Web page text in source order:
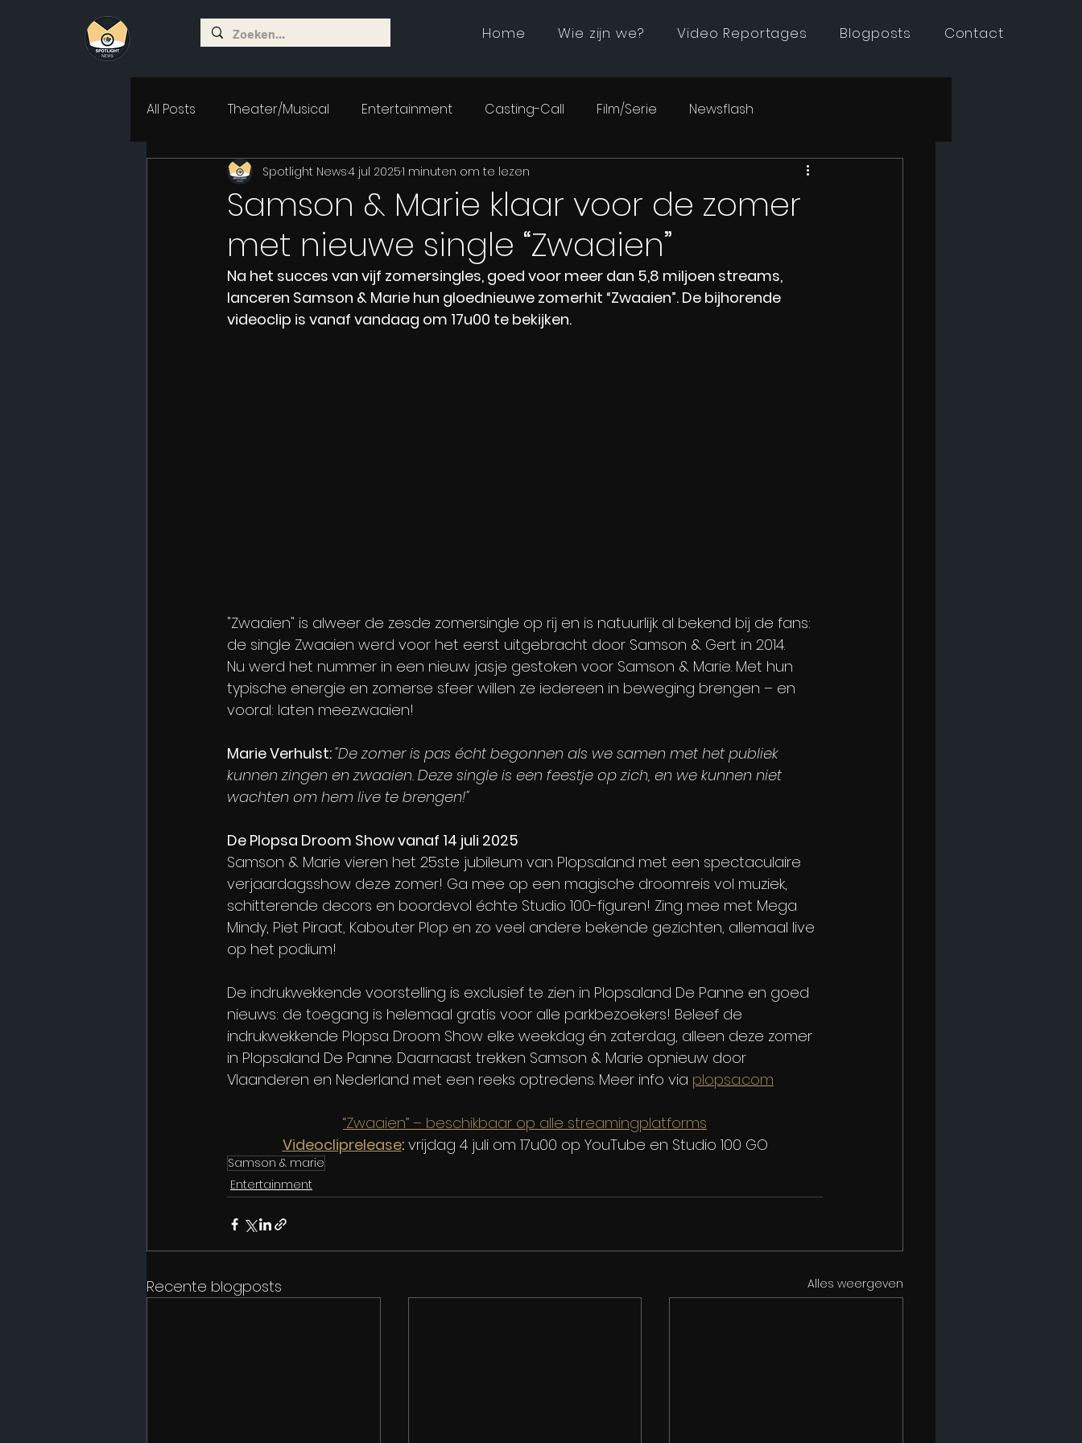
Home Wie zijn we? Video Reportages Blogposts Contact
All Posts Theater/Musical Entertainment Casting-Call Film/Serie Newsflash
Samson & Marie klaar voor de zomer
met nieuwe single “Zwaaien”
Spotlight News4 jul 20251 minuten om te lezen
Na het succes van vijf zomersingles, goed voor meer dan 5,8 miljoen streams,
lanceren Samson & Marie hun gloednieuwe zomerhit “Zwaaien”. De bijhorende
videoclip is vanaf vandaag om 17u00 te bekijken.
"Zwaaien" is alweer de zesde zomersingle op rij en is natuurlijk al bekend bij de fans:
de single Zwaaien werd voor het eerst uitgebracht door Samson & Gert in 2014.
Nu werd het nummer in een nieuw jasje gestoken voor Samson & Marie. Met hun
typische energie en zomerse sfeer willen ze iedereen in beweging brengen – en
vooral: laten meezwaaien!
Marie Verhulst: "De zomer is pas écht begonnen als we samen met het publiek
kunnen zingen en zwaaien. Deze single is een feestje op zich, en we kunnen niet
wachten om hem live te brengen!"
De Plopsa Droom Show vanaf 14 juli 2025
Samson & Marie vieren het 25ste jubileum van Plopsaland met een spectaculaire
verjaardagsshow deze zomer! Ga mee op een magische droomreis vol muziek,
schitterende decors en boordevol échte Studio 100-figuren! Zing mee met Mega
Mindy, Piet Piraat, Kabouter Plop en zo veel andere bekende gezichten, allemaal live
op het podium!
De indrukwekkende voorstelling is exclusief te zien in Plopsaland De Panne en goed
nieuws: de toegang is helemaal gratis voor alle parkbezoekers! Beleef de
indrukwekkende Plopsa Droom Show elke weekdag én zaterdag, alleen deze zomer
in Plopsaland De Panne. Daarnaast trekken Samson & Marie opnieuw door
Vlaanderen en Nederland met een reeks optredens. Meer info via plopsa.com
“Zwaaien” – beschikbaar op alle streamingplatforms
Videocliprelease: vrijdag 4 juli om 17u00 op YouTube en Studio 100 GO
Samson & marie
Entertainment
Recente blogposts Alles weergeven